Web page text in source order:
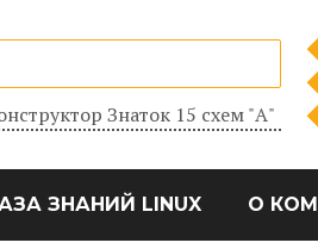
Знаток 15 схем "А"
ЗНАНИЙ LINUX О